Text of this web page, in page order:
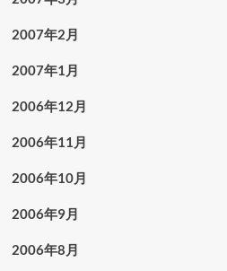
2007年2月
2007年1月
2006年12月
2006年11月
2006年10月
2006年9月
2006年8月